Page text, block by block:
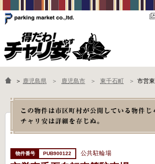
物件一覧
よくあるご質問 駐輪
＞ 鹿児島県 鹿児島市 東千石町 市営
PUB900122 公共駐輪場